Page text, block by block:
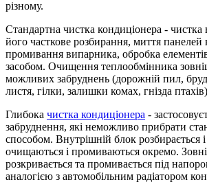
різному.
Стандартна чистка кондиціонера - чистка
його часткове розбирання, миття панелей
промивання випарника, обробка
засобом. Очищення теплообмінника
можливих забруднень (дорожній пил,
листя, гілки, залишки комах, гнізда
Глибока чистка кондиціонера -
забруднення, які неможливо прибрати
способом. Внутрішній блок розбирається і
очищаються і промиваються окремо.
розкривається та промивається під
аналогією з автомобільним радіатором